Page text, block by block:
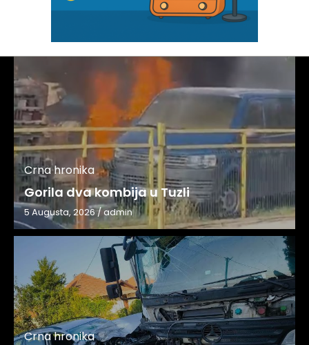
Crna hronika
Gorila dva kombija u Tuzli
5 Augusta, 2026/admin
Crna hronika